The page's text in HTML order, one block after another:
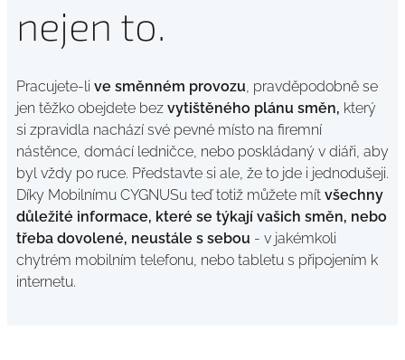
nejen to.
Pracujete-li ve směnném provozu, pravděpodobně se
jen těžko obejdete bez vytištěného plánu směn, který
si zpravidla nachází své pevné místo na firemní
nástěnce, domácí ledničce, nebo poskládaný v diáři, aby
byl vždy po ruce. Představte si ale, že to jde i jednodušeji.
Díky Mobilnímu CYGNUSu teď totiž můžete mít všechny
důležité informace, které se týkají vašich směn, nebo
třeba dovolené, neustále s sebou - v jakémkoli
chytrém mobilním telefonu, nebo tabletu s připojením k
internetu.